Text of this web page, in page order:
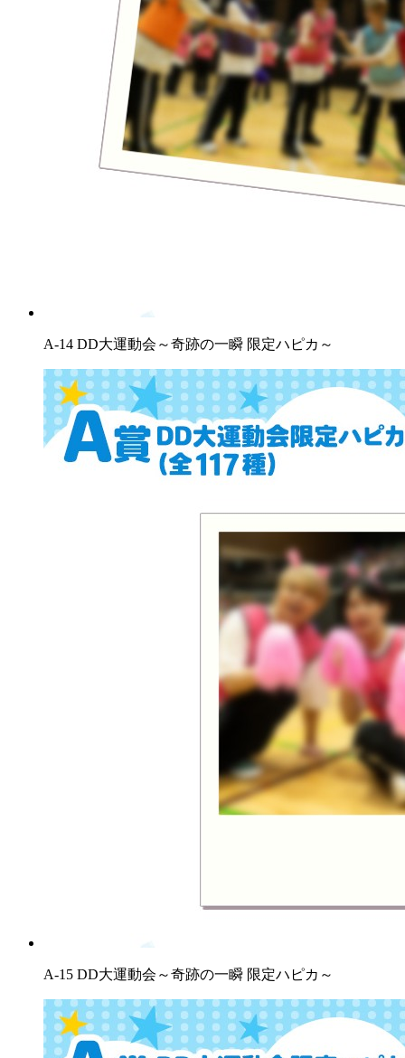
A-14 DD大運動会～奇跡の一瞬 限定ハピカ～
A-15 DD大運動会～奇跡の一瞬 限定ハピカ～